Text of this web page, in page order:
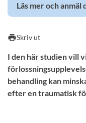
Lediga jobb
Läs mer och
printSkriv ut
I den här studien vill
behandling kan
efter en traumatisk